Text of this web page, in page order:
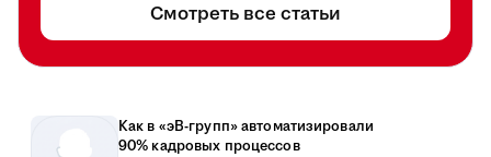
Смотреть все статьи
Как в «эВ-групп» автоматизировали
90% кадровых процессов